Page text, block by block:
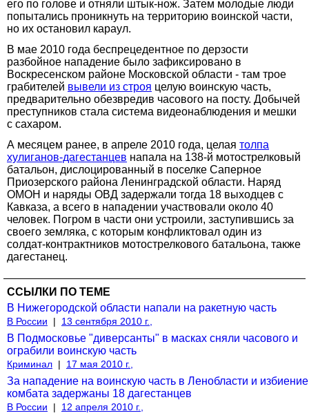
его по голове и отняли штык-нож. Затем молодые люди
попытались проникнуть на территорию воинской части,
но их остановил караул.
В мае 2010 года беспрецедентное по дерзости
разбойное нападение было зафиксировано в
Воскресенском районе Московской области - там трое
грабителей вывели из строя целую воинскую часть,
предварительно обезвредив часового на посту. Добычей
преступников стала система видеонаблюдения и мешки
с сахаром.
А месяцем ранее, в апреле 2010 года, целая толпа
хулиганов-дагестанцев напала на 138-й мотострелковый
батальон, дислоцированный в поселке Саперное
Приозерского района Ленинградской области. Наряд
ОМОН и наряды ОВД задержали тогда 18 выходцев с
Кавказа, а всего в нападении участвовали около 40
человек. Погром в части они устроили, заступившись за
своего земляка, с которым конфликтовал один из
солдат-контрактников мотострелкового батальона, также
дагестанец.
ССЫЛКИ ПО ТЕМЕ
В Нижегородской области напали на ракетную часть
В России | 13 сентября 2010 г.,
В Подмосковье "диверсанты" в масках сняли часового и
ограбили воинскую часть
Криминал | 17 мая 2010 г.,
За нападение на воинскую часть в Ленобласти и избиение
комбата задержаны 18 дагестанцев
В России |
12 апреля 2010 г.,